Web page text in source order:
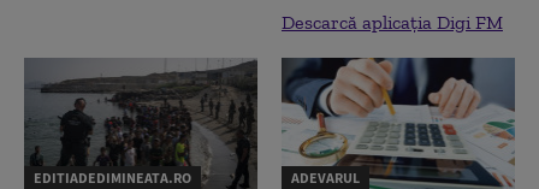
Descarcă aplicația Digi FM
EDITIADEDIMINEATA.RO ADEVARUL